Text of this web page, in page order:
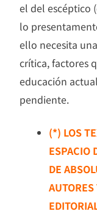
el del escéptico
lo
ello necesita
crítica, factores
educación
pendiente.
(*) LOS
ESPACIO
DE